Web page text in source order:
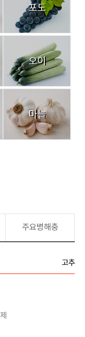
포도
오이
마늘
주요병해충
고추